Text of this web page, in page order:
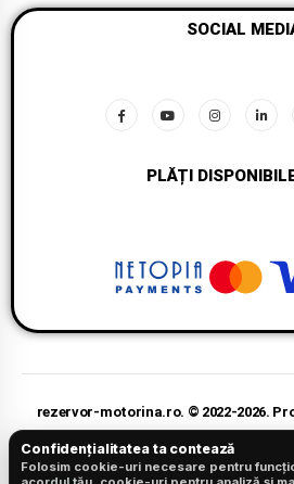
SOCIAL
PLĂȚI
rezervor-motorina.ro. © 2022-2026.
Confidențialitatea ta contează
Folosim cookie-uri necesare pentru